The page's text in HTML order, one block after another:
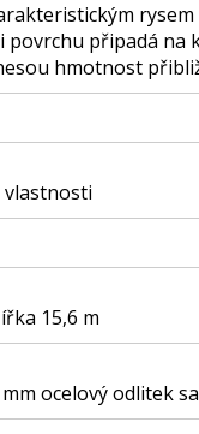
povrchu připadá na
hmotnost
vlastnosti
15,6 m
ocelový odlitek